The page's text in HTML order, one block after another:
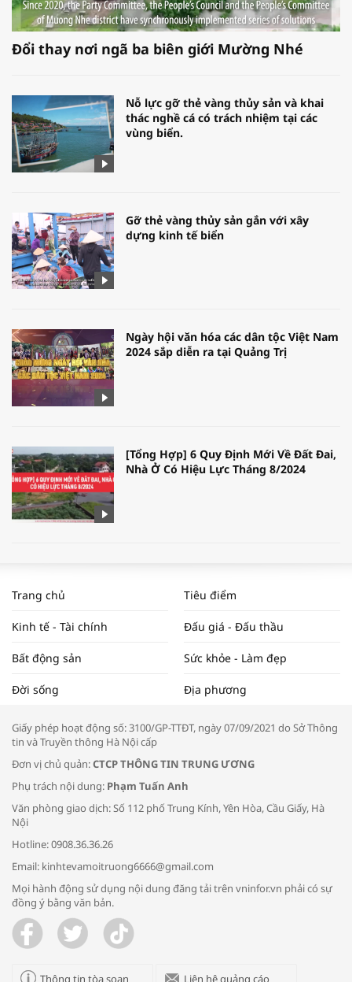
Đổi thay nơi ngã ba biên giới Mường Nhé
Nỗ lực gỡ thẻ vàng thủy sản và khai
thác nghề cá có trách nhiệm tại các
vùng biển.
Gỡ thẻ vàng thủy sản gắn với xây
dựng kinh tế biển
Ngày hội văn hóa các dân tộc Việt Nam
2024 sắp diễn ra tại Quảng Trị
[Tổng Hợp] 6 Quy Định Mới Về Đất Đai,
Nhà Ở Có Hiệu Lực Tháng 8/2024
NAM NĂM 2024 VÀ NĂM 2025 | NHỊP
ĐẬP THỊ TRƯỜNG #62
Tọa đàm “Xúc tiến thương mại: Khơi
Bác sĩ tư vấn cách phòng tránh bệnh
Trao yêu thương cho em
Trang chủ Tiêu điểm
Kinh tế - Tài chính Đấu giá - Đấu thầu
Bất động sản Sức khỏe - Làm đẹp
Đời sống Địa phương
Giấy phép hoạt động số: 3100/GP-TTĐT, ngày 07/09/2021 do Sở Thông
tin và Truyền thông Hà Nội cấp
Đơn vị chủ quản:CTCP THÔNG TIN TRUNG ƯƠNG
Phụ trách nội dung: Phạm Tuấn Anh
Văn phòng giao dịch: Số 112 phố Trung Kính, Yên Hòa, Cầu Giấy, Hà
Nội
Hotline: 0908.36.36.26
Email: kinhtevamoitruong6666@gmail.com
Mọi hành động sử dụng nội dung đăng tải trên vninfor.vn phải có sự
đồng ý bằng văn bản.